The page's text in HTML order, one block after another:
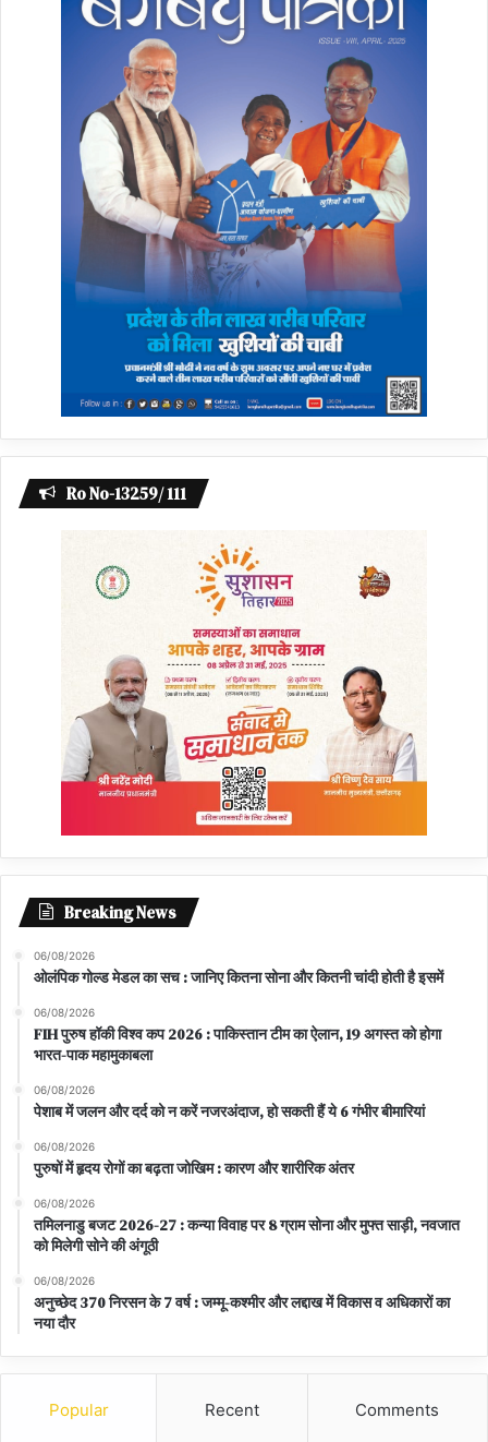
Ro No-13259/ 111
Breaking News
06/08/2026
ओलंपिक गोल्ड मेडल का सच : जानिए कितना सोना और कितनी चांदी होती है इसमें
06/08/2026
FIH पुरुष हॉकी विश्व कप 2026 : पाकिस्तान टीम का ऐलान, 19 अगस्त को होगा
भारत-पाक महामुकाबला
06/08/2026
पेशाब में जलन और दर्द को न करें नजरअंदाज, हो सकती हैं ये 6 गंभीर बीमारियां
06/08/2026
पुरुषों में हृदय रोगों का बढ़ता जोखिम : कारण और शारीरिक अंतर
06/08/2026
तमिलनाडु बजट 2026-27 : कन्या विवाह पर 8 ग्राम सोना और मुफ्त साड़ी, नवजात
को मिलेगी सोने की अंगूठी
06/08/2026
अनुच्छेद 370 निरसन के 7 वर्ष : जम्मू-कश्मीर और लद्दाख में विकास व अधिकारों का
नया दौर
Popular Recent Comments